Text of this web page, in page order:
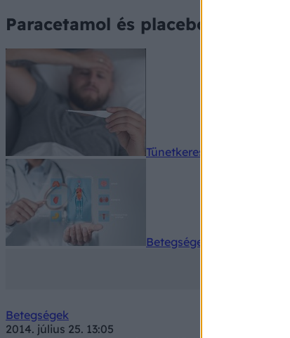
Paracetamol és placebo:
Tünetkereső
Betegségek A-Z
Betegségek
2014. július 25. 13:05